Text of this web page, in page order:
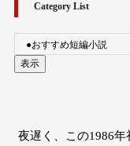
Category List
夜遅く、この1986